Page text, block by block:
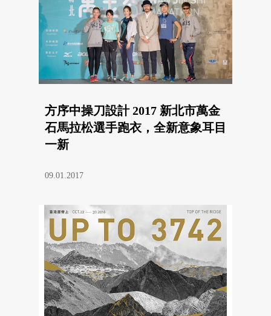
方序中操刀設計 2017 新北市萬金
石馬拉松選手跑衣，全新意象耳目
一新
09.01.2017